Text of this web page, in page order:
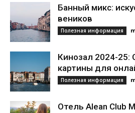
Банный микс:
веников
Полезная информация
Кинозал 2024-25:
картины для
Полезная информация
Отель Alean Club